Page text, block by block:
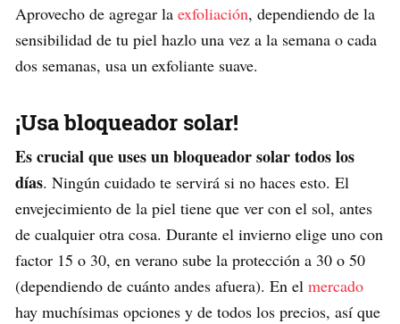
Aprovecho de agregar la exfoliación, dependiendo de la
sensibilidad de tu piel hazlo una vez a la semana o cada
dos semanas, usa un exfoliante suave.
¡Usa bloqueador solar!
Es crucial que uses un bloqueador solar todos los
días. Ningún cuidado te servirá si no haces esto. El
envejecimiento de la piel tiene que ver con el sol, antes
de cualquier otra cosa. Durante el invierno elige uno con
factor 15 o 30, en verano sube la protección a 30 o 50
(dependiendo de cuánto andes afuera). En el mercado
hay muchísimas opciones y de todos los precios, así que